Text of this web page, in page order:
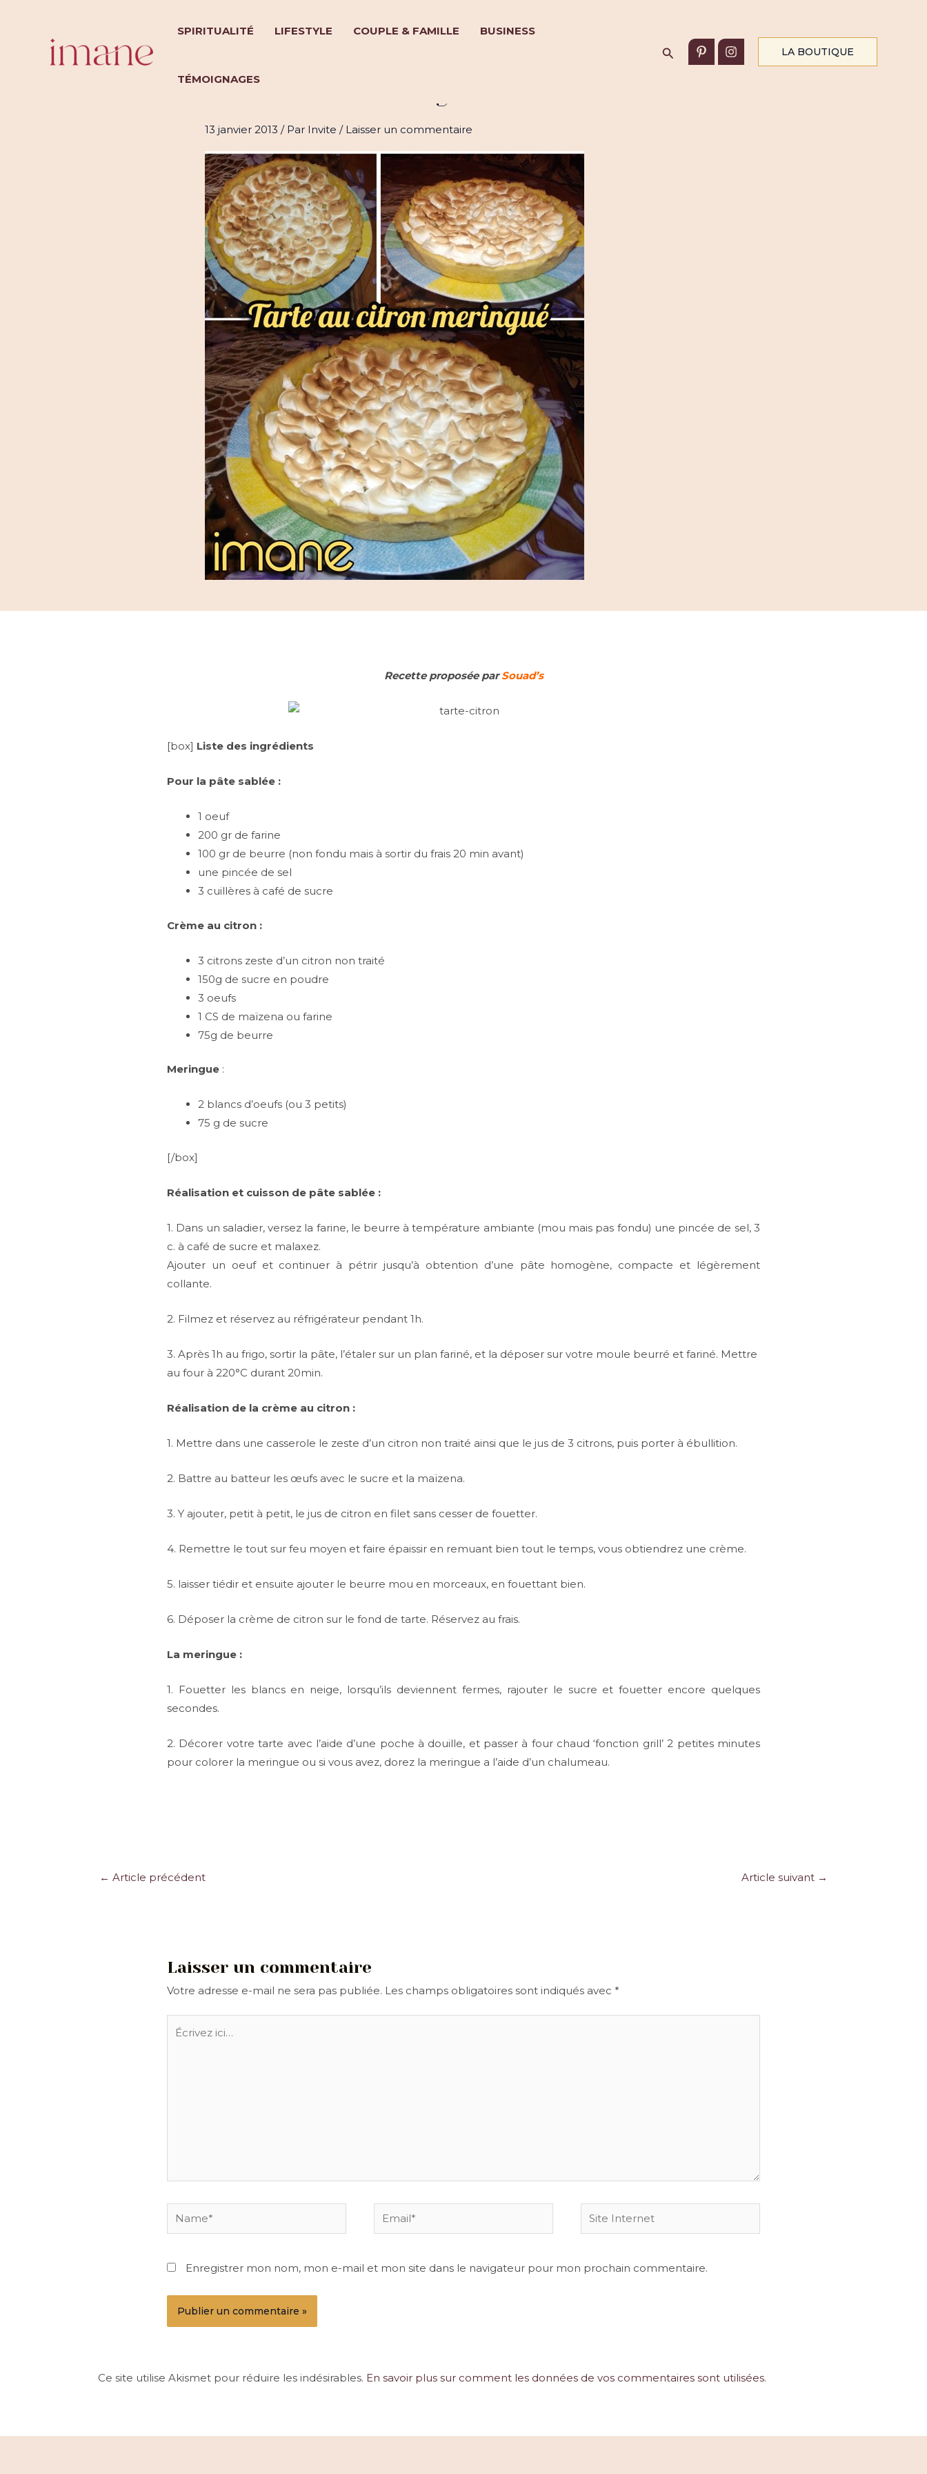
SPIRITUALITÉ LIFESTYLE COUPLE & FAMILLE BUSINESS
TÉMOIGNAGES
Rechercher LA BOUTIQUE
13 janvier 2013 / Par Invite / Laisser un commentaire
Recette proposée parSouad’s
[box] Liste des ingrédients
Pour la pâte sablée :
1 oeuf
200 gr de farine
100 gr de beurre (non fondu mais à sortir du frais 20 min avant)
une pincée de sel
3 cuillères à café de sucre
Crème au citron :
3 citrons zeste d’un citron non traité
150g de sucre en poudre
3 oeufs
1 CS de maïzena ou farine
75g de beurre
Meringue :
2 blancs d’oeufs (ou 3 petits)
75 g de sucre
[/box]
Réalisation et cuisson de pâte sablée :
1. Dans un saladier, versez la farine, le beurre à température ambiante (mou mais pas fondu) une pincée de sel, 3
c. à café de sucre et malaxez.
Ajouter un oeuf et continuer à pétrir jusqu’à obtention d’une pâte homogène, compacte et légèrement
collante.
2. Filmez et réservez au réfrigérateur pendant 1h.
3. Après 1h au frigo, sortir la pâte, l’étaler sur un plan fariné, et la déposer sur votre moule beurré et fariné. Mettre
au four à 220°C durant 20min.
Réalisation de la crème au citron :
1. Mettre dans une casserole le zeste d’un citron non traité ainsi que le jus de 3 citrons, puis porter à ébullition.
2. Battre au batteur les œufs avec le sucre et la maïzena.
3. Y ajouter, petit à petit, le jus de citron en filet sans cesser de fouetter.
4. Remettre le tout sur feu moyen et faire épaissir en remuant bien tout le temps, vous obtiendrez une crème.
5. laisser tiédir et ensuite ajouter le beurre mou en morceaux, en fouettant bien.
6. Déposer la crème de citron sur le fond de tarte. Réservez au frais.
La meringue :
1. Fouetter les blancs en neige, lorsqu’ils deviennent fermes, rajouter le sucre et fouetter encore quelques
secondes.
2. Décorer votre tarte avec l’aide d’une poche à douille, et passer à four chaud ‘fonction grill’ 2 petites minutes
pour colorer la meringue ou si vous avez, dorez la meringue a l’aide d’un chalumeau.
Navigation
← Article précédent Article suivant →
Laisser un commentaire
Votre adresse e-mail ne sera pas publiée. Les champs obligatoires sont indiqués avec *
Écrivez
Name* Email*
Site
Internet
Enregistrer mon nom, mon e-mail et mon site dans le navigateur pour mon prochain commentaire.
Ce site utilise Akismet pour réduire les indésirables. En savoir plus sur comment les données de vos commentaires sont utilisées.